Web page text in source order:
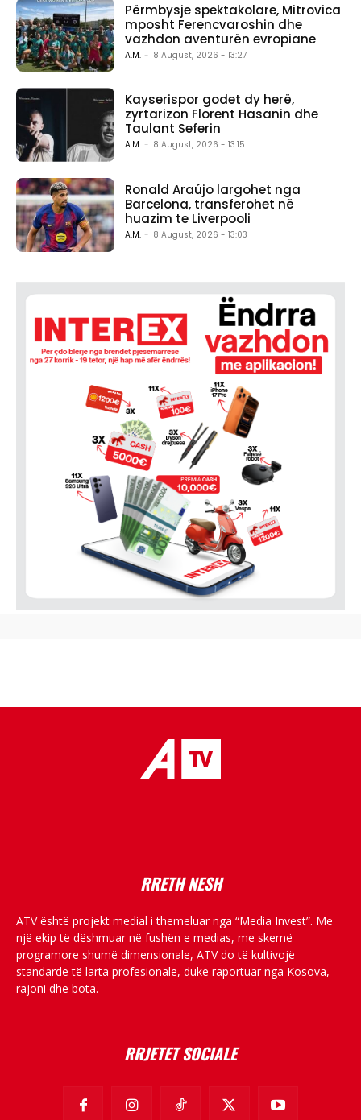
Përmbysje spektakolare, Mitrovica
mposht Ferencvaroshin dhe
vazhdon aventurën evropiane
A.M. - 8 August, 2026 - 13:27
Kayserispor godet dy herë,
zyrtarizon Florent Hasanin dhe
Taulant Seferin
A.M. - 8 August, 2026 - 13:15
Ronald Araújo largohet nga
Barcelona, transferohet në
huazim te Liverpooli
A.M. - 8 August, 2026 - 13:03
RRETH NESH
ATV është projekt medial i themeluar nga “Media Invest”. Me
një ekip të dëshmuar në fushën e medias, me skemë
programore shumë dimensionale, ATV do të kultivojë
standarde të larta profesionale, duke raportuar nga Kosova,
rajoni dhe bota.
RRJETET SOCIALE